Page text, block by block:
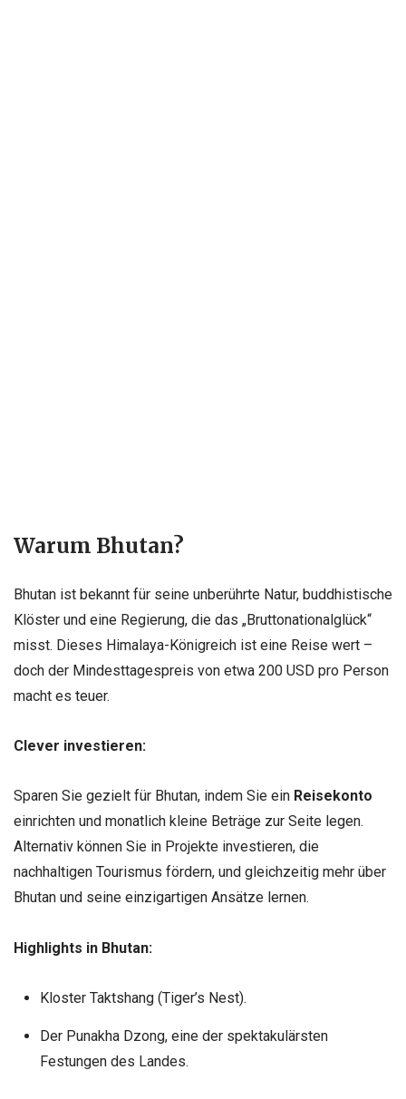
Warum Bhutan?
Bhutan ist bekannt für seine unberührte Natur, buddhistische
Klöster und eine Regierung, die das „Bruttonationalglück“
misst. Dieses Himalaya-Königreich ist eine Reise wert –
doch der Mindesttagespreis von etwa 200 USD pro Person
macht es teuer.
Clever investieren:
Sparen Sie gezielt für Bhutan, indem Sie ein Reisekonto
einrichten und monatlich kleine Beträge zur Seite legen.
Alternativ können Sie in Projekte investieren, die
nachhaltigen Tourismus fördern, und gleichzeitig mehr über
Bhutan und seine einzigartigen Ansätze lernen.
Highlights in Bhutan:
Kloster Taktshang (Tiger’s Nest).
Der Punakha Dzong, eine der spektakulärsten
Festungen des Landes.